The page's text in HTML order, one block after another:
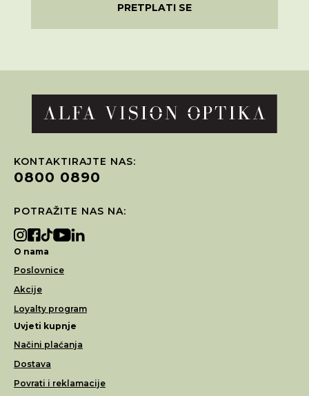
PRETPLATI SE
KONTAKTIRAJTE NAS:
0800 0890
POTRAŽITE NAS NA:
O nama
Poslovnice
Akcije
Loyalty program
Uvjeti kupnje
Načini plaćanja
Dostava
Povrati i reklamacije